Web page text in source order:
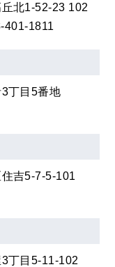
北1-52-23 102
401-1811
丁目5番地
吉5-7-5-101
丁目5-11-102